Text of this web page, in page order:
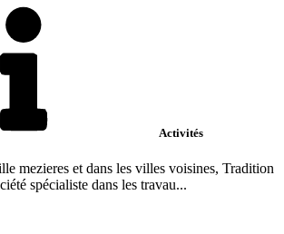
Activités
mezieres et dans les villes voisines, Tradition
spécialiste dans les travau...